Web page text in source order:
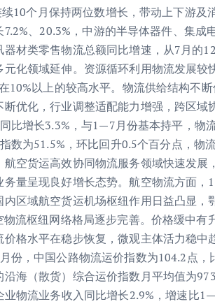
10个月保持两位数增长，带动上下游
、20.3%，中游的半导体器件、集
材类零售物流总额同比增速，从7月的
化领域延伸。资源循环利用物流发展
10%以上的较高水平。物流供给结构不
断优化，行业调整适配能力增强，跨区
比增长3.3%，与1—7月份基本持平，物
数为51.5%，环比回升0.5个百分点，物
空货运高效协同物流服务领域快速发
务量呈现良好增长态势。航空物流方面
区域航空货运机场枢纽作用日益凸显
流枢纽网络格局逐步完善。价格缓中
格水平在稳步恢复，微观主体活力稳
份，中国公路物流运价指数为104.2点
海（散货）综合运价指数月平均值为
物流业务收入同比增长2.9%，增速比